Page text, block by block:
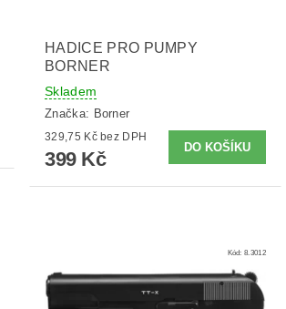
HADICE PRO PUMPY
BORNER
Skladem
Značka: Borner
329,75 Kč bez DPH
399 Kč
Kód:8.3012